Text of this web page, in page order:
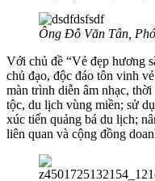
Ông Đỗ Văn Tân,
Với chủ đề “Vẻ đẹp hương
chủ đạo, độc đáo tôn vinh
màn trình diễn âm nhạc,
tộc, du lịch vùng miền; sử
xúc tiến quảng bá du lịch;
liên quan và cộng đồng